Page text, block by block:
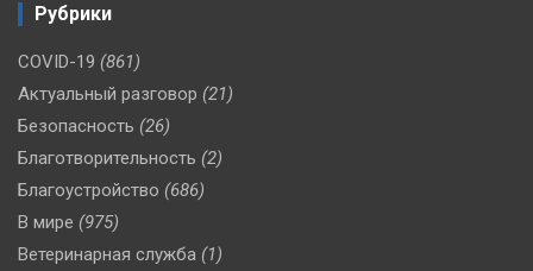
Рубрики
COVID-19 (861)
Актуальный разговор (21)
Безопасность (26)
Благотворительность (2)
Благоустройство (686)
В мире (975)
Ветеринарная служба (1)